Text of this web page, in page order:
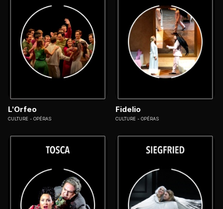
L'Orfeo
CULTURE OPÉRAS
Fidelio
CULTURE OPÉRAS